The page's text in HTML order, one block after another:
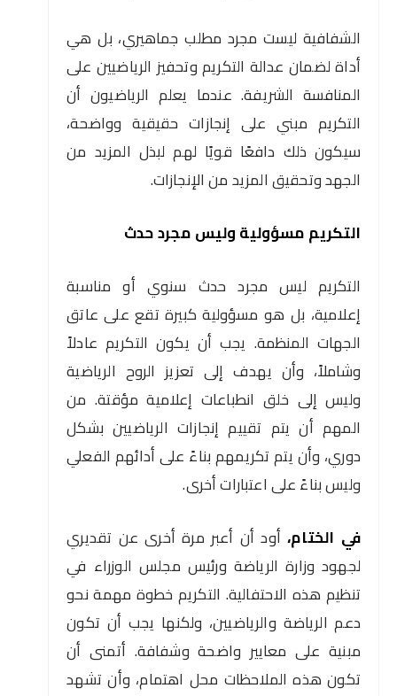
الشفافية ليست مجرد مطلب جماهيري، بل هي
أداة لضمان عدالة التكريم وتحفيز الرياضيين على
المنافسة الشريفة. عندما يعلم الرياضيون أن
التكريم مبني على إنجازات حقيقية وواضحة،
سيكون ذلك دافعًا قويًا لهم لبذل المزيد من
الجهد وتحقيق المزيد من الإنجازات.
التكريم مسؤولية وليس مجرد حدث
التكريم ليس مجرد حدث سنوي أو مناسبة
إعلامية، بل هو مسؤولية كبيرة تقع على عاتق
الجهات المنظمة. يجب أن يكون التكريم عادلاً
وشاملاً، وأن يهدف إلى تعزيز الروح الرياضية
وليس إلى خلق انطباعات إعلامية مؤقتة. من
المهم أن يتم تقييم إنجازات الرياضيين بشكل
دوري، وأن يتم تكريمهم بناءً على أدائهم الفعلي
وليس بناءً على اعتبارات أخرى.
في الختام،أود أن أعبر مرة أخرى عن تقديري
لجهود وزارة الرياضة ورئيس مجلس الوزراء في
تنظيم هذه الاحتفالية. التكريم خطوة مهمة نحو
دعم الرياضة والرياضيين، ولكنها يجب أن تكون
مبنية على معايير واضحة وشفافة. أتمنى أن
تكون هذه الملاحظات محل اهتمام، وأن تشهد